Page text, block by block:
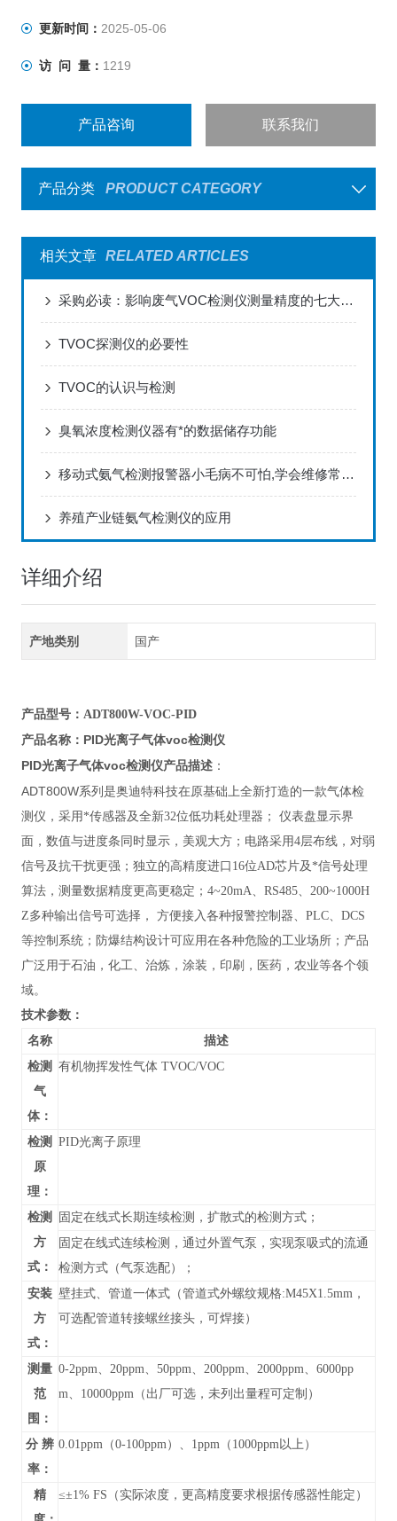
更新时间： 2025-05-06
访 问 量： 1219
产品咨询 联系我们
产品分类 PRODUCT CATEGORY
相关文章 RELATED ARTICLES
采购必读：影响废气VOC检测仪测量精度的七大关键因素
TVOC探测仪的必要性
TVOC的认识与检测
臭氧浓度检测仪器有*的数据储存功能
移动式氨气检测报警器小毛病不可怕,学会维修常识即可
养殖产业链氨气检测仪的应用
详细介绍
产地类别 国产
产品型号：ADT800W-VOC-PID
产品名称： PID光离子气体voc检测仪
PID光离子气体voc检测仪产品描述：
ADT800W系列 是奥迪特科技在原基础上全新打造的一款气体检
测仪，采用*传感器及全新32位低功耗处理器； 仪表盘显示界
面，数值与进度条同时显示，美观大方；电路采用4层布线，对弱
信号及抗干扰更强；独立的高精度进口16位AD芯片及*信号处理
算法，测量数据精度更高更稳定；4~20mA、RS485、200~1000H
Z多种输出信号可选择， 方便接入各种报警控制器、PLC、DCS
等控制系统；防爆结构设计可应用在各种危险的工业场所；产品
广泛用于石油，化工、治炼，涂装，印刷，医药，农业等各个领
域。
技术参数：
名称
描述
检测
气
体：
有机物挥发性气体 TVOC/VOC
检测
原
理：
PID光离子原理
检测
方
式：
固定在线式长期连续检测，扩散式的检测方式；
固定在线式连续检测，通过外置气泵，实现泵吸式的流通
检测方式（气泵选配）；
安装
方
式：
壁挂式、管道一体式（管道式外螺纹规格:M45X1.5mm，
可选配管道转接螺丝接头，可焊接）
测量
范
围：
0-2ppm、20ppm、50ppm、200ppm、2000ppm、6000pp
m、10000ppm（ 出厂可选，未列出量程可定制）
分 辨
率：
0.01ppm（0-100ppm）、1ppm（1000ppm以上）
精
≤±1% FS（实际浓度，更高精度要求根据传感器性能定）